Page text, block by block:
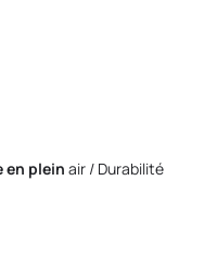
en plein air / Durabilité